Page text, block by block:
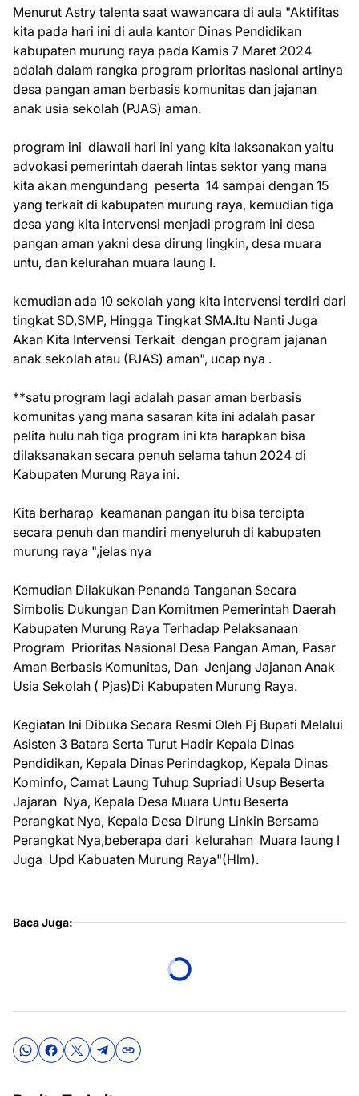
Menurut Astry talenta saat wawancara di aula "Aktifitas
kita pada hari ini di aula kantor Dinas Pendidikan
kabupaten murung raya pada Kamis 7 Maret 2024
adalah dalam rangka program prioritas nasional artinya
desa pangan aman berbasis komunitas dan jajanan
anak usia sekolah (PJAS) aman.
program ini diawali hari ini yang kita laksanakan yaitu
advokasi pemerintah daerah lintas sektor yang mana
kita akan mengundang peserta 14 sampai dengan 15
yang terkait di kabupaten murung raya, kemudian tiga
desa yang kita intervensi menjadi program ini desa
pangan aman yakni desa dirung lingkin, desa muara
untu, dan kelurahan muara laung I.
kemudian ada 10 sekolah yang kita intervensi terdiri dari
tingkat SD,SMP, Hingga Tingkat SMA.Itu Nanti Juga
Akan Kita Intervensi Terkait dengan program jajanan
anak sekolah atau (PJAS) aman", ucap nya .
**satu program lagi adalah pasar aman berbasis
komunitas yang mana sasaran kita ini adalah pasar
pelita hulu nah tiga program ini kta harapkan bisa
dilaksanakan secara penuh selama tahun 2024 di
Kabupaten Murung Raya ini.
Kita berharap keamanan pangan itu bisa tercipta
secara penuh dan mandiri menyeluruh di kabupaten
murung raya ",jelas nya
Kemudian Dilakukan Penanda Tanganan Secara
Simbolis Dukungan Dan Komitmen Pemerintah Daerah
Kabupaten Murung Raya Terhadap Pelaksanaan
Program Prioritas Nasional Desa Pangan Aman, Pasar
Aman Berbasis Komunitas, Dan Jenjang Jajanan Anak
Usia Sekolah ( Pjas)Di Kabupaten Murung Raya.
Kegiatan Ini Dibuka Secara Resmi Oleh Pj Bupati Melalui
Asisten 3 Batara Serta Turut Hadir Kepala Dinas
Pendidikan, Kepala Dinas Perindagkop, Kepala Dinas
Kominfo, Camat Laung Tuhup Supriadi Usup Beserta
Jajaran Nya, Kepala Desa Muara Untu Beserta
Perangkat Nya, Kepala Desa Dirung Linkin Bersama
Perangkat Nya,beberapa dari kelurahan Muara laung I
Juga Upd Kabuaten Murung Raya"(Hlm).
Baca Juga: